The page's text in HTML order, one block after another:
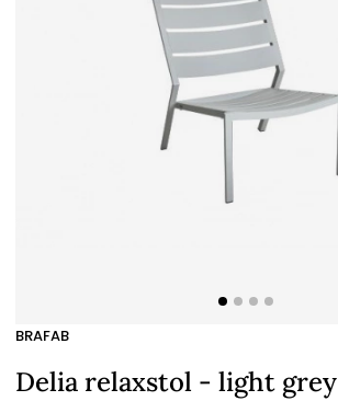
BRAFAB
Delia relaxstol - light grey